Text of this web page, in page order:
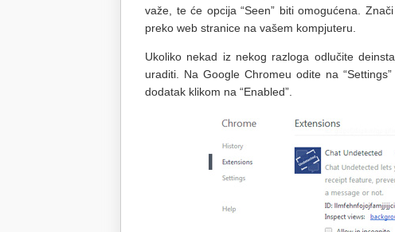
važe, te će opcija “Seen” biti omogućena.
preko web stranice na vašem kompjuteru.
Ukoliko nekad iz nekog razloga odlučite
uraditi. Na Google Chromeu odite na
dodatak klikom na “Enabled”.